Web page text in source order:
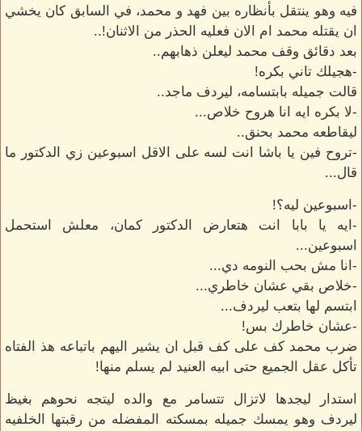
فيه وهو ينتقل بأنظاره بين فهد و محمد، في السابق كان يخشي
ان يقتله محمد ام الان فعليه الحذر من الاثنان!..
بعد دقائق وقف محمد ليعلن ذهابهم..
-هجيلك تاني بكره!
قالت جميله بابتسامه، ليردف ماجد..
-لا بكره ايه انا هروح خلاص...
ليقاطعه محمد بحنق..
-تروح فين يا باشا انت لسه على الاقل اسبوعين زي الدكتور ما
قال...
-اسبوعين ليه؟!
-ايه يا بابا انت هتعارض الدكتور كمان، معلش استحمل
اسبوعين...
-انا مش بحب النومه دي...
-خلاص بقي عشان خاطري...
ابتسم لها بتعب ليردف...
-عشان خاطرك بس!
ضرب محمد كف على كف قبل ان يشير اليهم باتباعه هذ الفتاه
تأكل عقل الجميع حتى ابيه العنيد لم يسلم منها!
استدار ليجدها لاتزال تتسامر مع والده ليتجه نحوهم بغيظ
ليردف وهو يمسك جميله بمسكته المفضله من رقبتها الخلفيه